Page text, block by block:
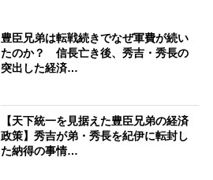
豊臣兄弟は転戦続きでなぜ軍費が続い
たのか？ 信長亡き後、秀吉・秀長の
突出した経済…
【天下統一を見据えた豊臣兄弟の経済
政策】秀吉が弟・秀長を紀伊に転封し
た納得の事情…